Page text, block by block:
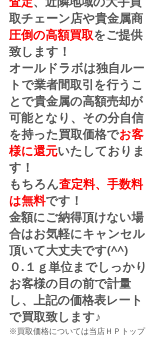
取チェーン店や貴金属商
圧倒の高額買取をご提供
致します！
オールドラボは独自ルー
トで業者間取引を行うこ
とで貴金属の高額売却が
可能となり、その分自信
を持った買取価格でお客
様に還元いたしておりま
す！
もちろん査定料、手数料
は無料です！
金額にご納得頂けない場
合はお気軽にキャンセル
頂いて大丈夫です(^^)
０.１ｇ単位までしっかり
お客様の目の前で計量
し、上記の価格表レート
で買取致します♪
※買取価格については当店ＨＰトップ